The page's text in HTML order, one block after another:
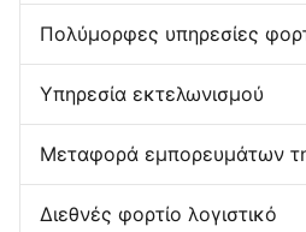
Πολύμορφες υπηρεσίες
Υπηρεσία εκτελωνισμού
Μεταφορά εμπορευμάτων
Διεθνές φορτίο λογιστικό